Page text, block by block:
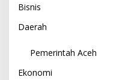
Bisnis
Daerah
Pemerintah Aceh
Ekonomi